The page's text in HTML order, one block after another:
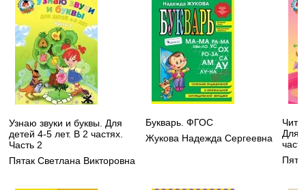
Узнаю звуки и буквы. Для
детей 4-5 лет. В 2 частях.
Часть 2
Пятак Светлана Викторовна
Букварь. ФГОС
Жукова Надежда Сергеевна
Для